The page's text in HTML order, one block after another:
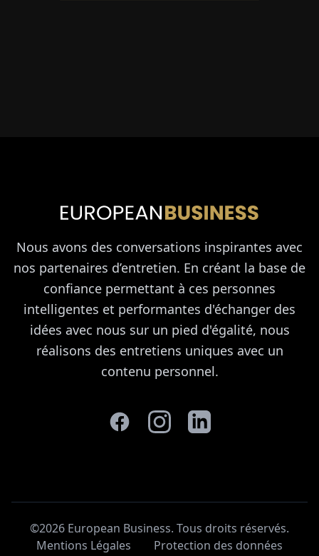
Nous avons des conversations inspirantes avec
nos partenaires d’entretien. En créant la base de
confiance permettant à ces personnes
intelligentes et performantes d'échanger des
idées avec nous sur un pied d'égalité, nous
réalisons des entretiens uniques avec un
contenu personnel.
©2026 European Business. Tous droits réservés.
Mentions Légales
Protection des données